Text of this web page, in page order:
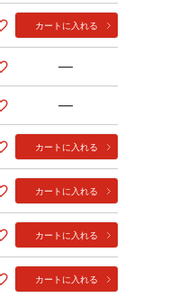
カートに入れる
—
—
カートに入れる
カートに入れる
カートに入れる
カートに入れる